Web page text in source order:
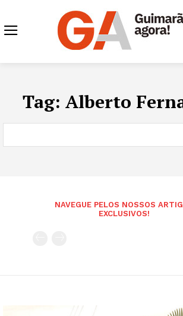
Tag: Alberto
NAVEGUE PELOS NOSSOS
EXCLUSIVOS!